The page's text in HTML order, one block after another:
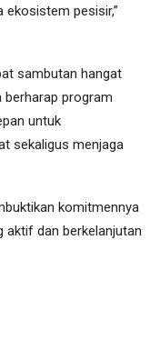
ekosistem pesisir,”
sambutan hangat
berharap program
untuk
sekaligus menjaga
komitmennya
aktif dan berkelanjutan